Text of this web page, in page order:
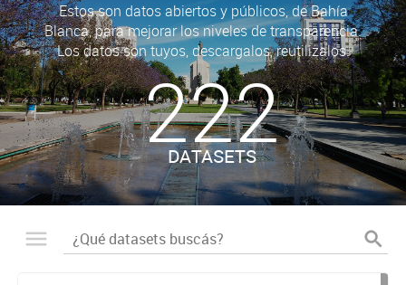
Estos son datos abiertos y públicos, de Bahía
Blanca, para mejorar los niveles de transparencia.
Los datos son tuyos, descargalos, reutilizalos.
222
DATASETS